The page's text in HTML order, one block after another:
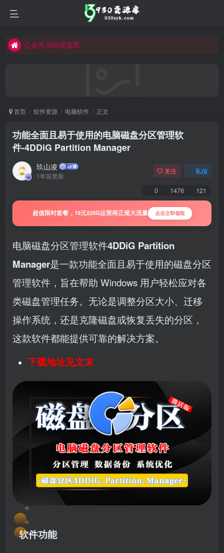
公众号:930资源库
首页 软件资源 电脑软件 正文
功能全面且易于使用的电脑磁盘分区管理软
件-4DDiG Partition Manager
玖山凌
1年前更新
关注 私信
0 1476 121
超值限时套餐，19元225G运营商正规大流量 点击立即领取
电脑磁盘分区管理软件4DDiG Partition
Manager是一款功能全面且易于使用的磁盘分区
管理软件，旨在帮助 Windows 用户轻松应对各
类磁盘管理任务。无论是调整分区大小、迁移
操作系统，还是克隆磁盘或恢复丢失的分区，
这款软件都能提供可靠的解决方案。
下载地址见文末
软件功能